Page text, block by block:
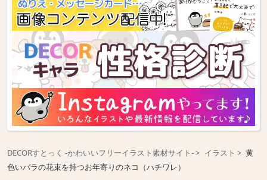
DECORすとっく -かわいいフリーイラスト素材サイト- イラスト
黄
色いバラの花束を持つお年寄りのネコ（ハチワレ）